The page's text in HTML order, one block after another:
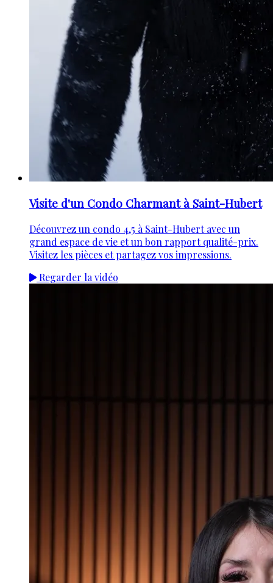
Visite d'un Condo Charmant à Saint-Hubert
Découvrez un condo 4,5 à Saint-Hubert avec un
grand espace de vie et un bon rapport qualité-prix.
Visitez les pièces et partagez vos impressions.
Regarder la vidéo